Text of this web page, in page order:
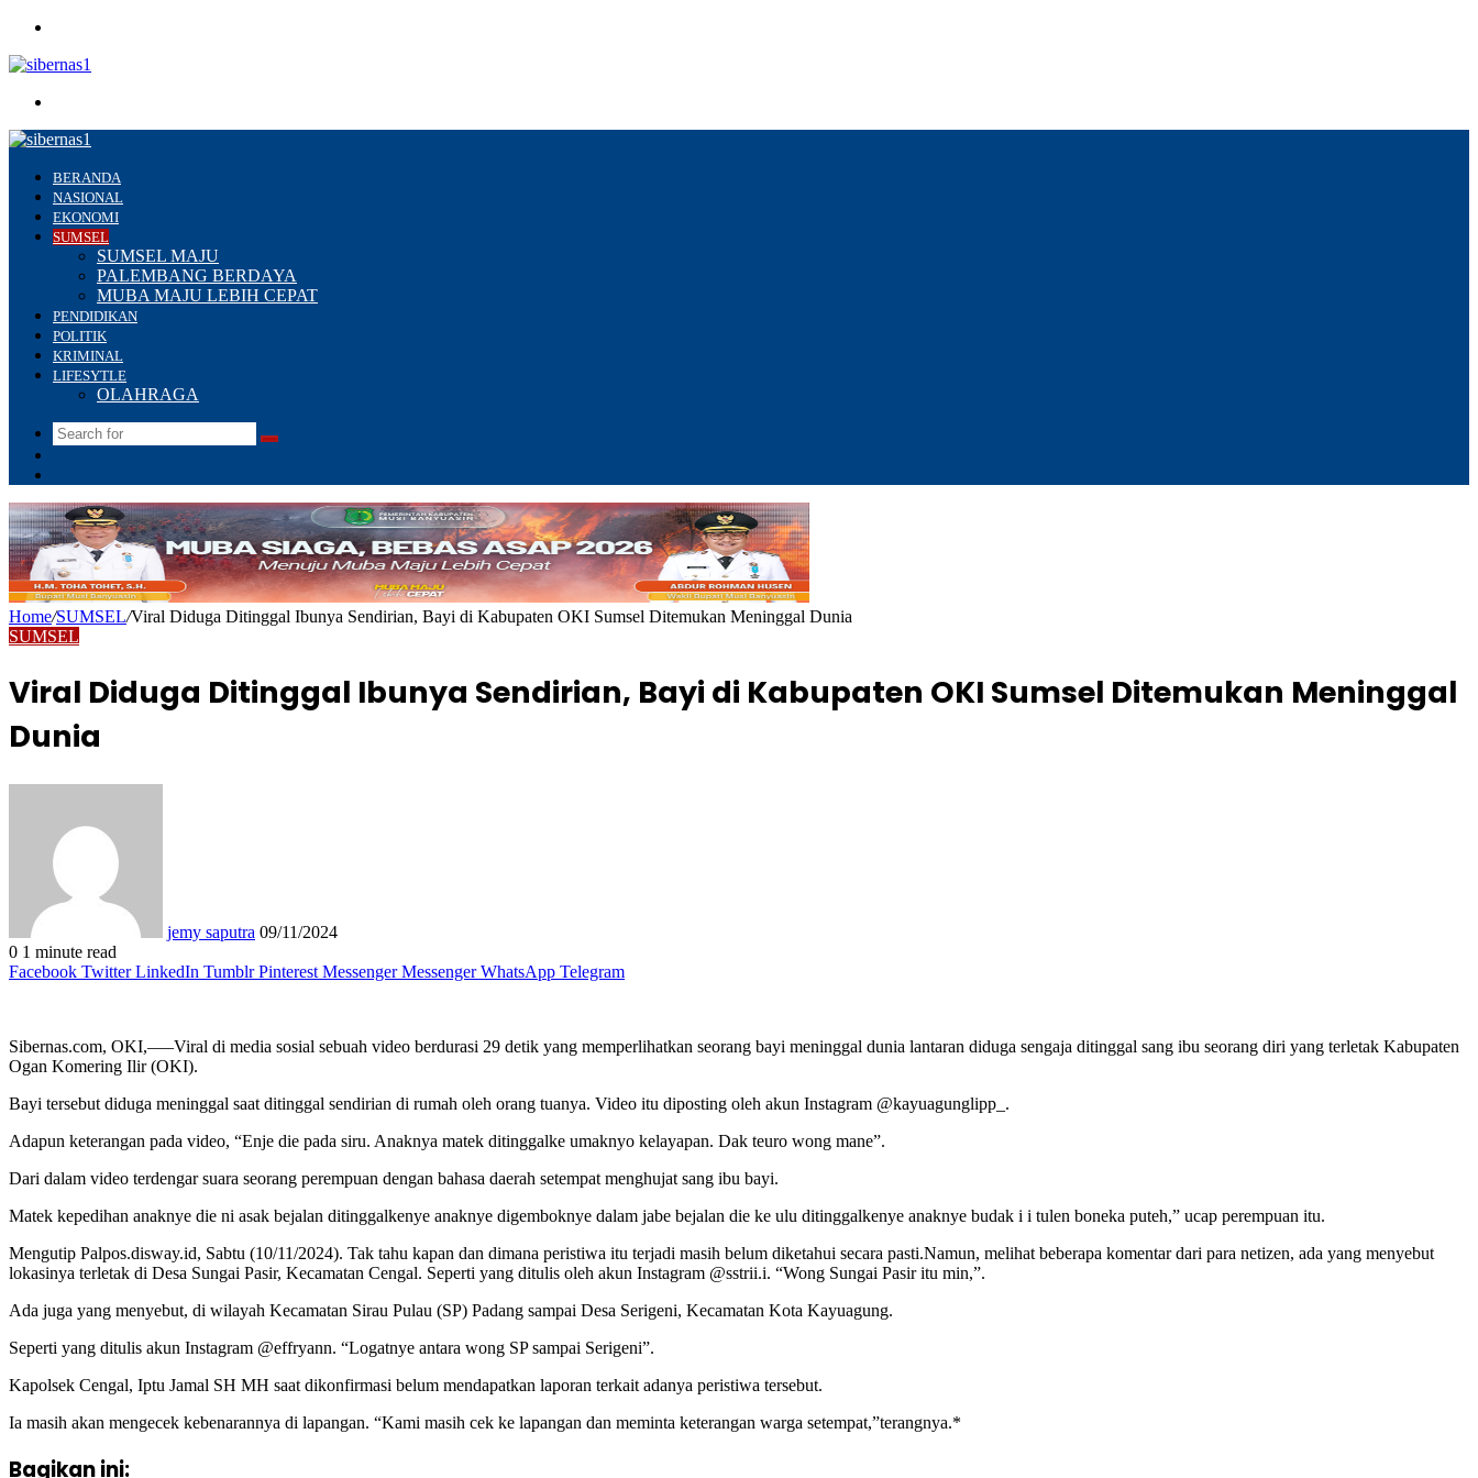
BERANDA
NASIONAL
EKONOMI
SUMSEL
SUMSEL MAJU
PALEMBANG BERDAYA
MUBA MAJU LEBIH CEPAT
PENDIDIKAN
POLITIK
KRIMINAL
LIFESYTLE
OLAHRAGA
Search
Home/SUMSEL/Viral Diduga Ditinggal Ibunya Sendirian, Bayi di Kabupaten OKI Sumsel Ditemukan Meninggal Dunia
SUMSEL
Viral Diduga Ditinggal Ibunya Sendirian, Bayi di Kabupaten OKI Sumsel Ditemukan Meninggal
Dunia
jemy saputra 09/11/2024
0 1 minute read
Facebook Twitter LinkedIn Tumblr Pinterest Messenger Messenger WhatsApp Telegram
Sibernas.com, OKI,—–Viral di media sosial sebuah video berdurasi 29 detik yang memperlihatkan seorang bayi meninggal dunia lantaran diduga sengaja ditinggal sang ibu seorang diri yang terletak Kabupaten
Ogan Komering Ilir (OKI).
Bayi tersebut diduga meninggal saat ditinggal sendirian di rumah oleh orang tuanya. Video itu diposting oleh akun Instagram @kayuagunglipp_.
Adapun keterangan pada video, “Enje die pada siru. Anaknya matek ditinggalke umaknyo kelayapan. Dak teuro wong mane”.
Dari dalam video terdengar suara seorang perempuan dengan bahasa daerah setempat menghujat sang ibu bayi.
Matek kepedihan anaknye die ni asak bejalan ditinggalkenye anaknye digemboknye dalam jabe bejalan die ke ulu ditinggalkenye anaknye budak i i tulen boneka puteh,” ucap perempuan itu.
Mengutip Palpos.disway.id, Sabtu (10/11/2024). Tak tahu kapan dan dimana peristiwa itu terjadi masih belum diketahui secara pasti.Namun, melihat beberapa komentar dari para netizen, ada yang menyebut
lokasinya terletak di Desa Sungai Pasir, Kecamatan Cengal. Seperti yang ditulis oleh akun Instagram @sstrii.i. “Wong Sungai Pasir itu min,”.
Ada juga yang menyebut, di wilayah Kecamatan Sirau Pulau (SP) Padang sampai Desa Serigeni, Kecamatan Kota Kayuagung.
Seperti yang ditulis akun Instagram @effryann. “Logatnye antara wong SP sampai Serigeni”.
Kapolsek Cengal, Iptu Jamal SH MH saat dikonfirmasi belum mendapatkan laporan terkait adanya peristiwa tersebut.
Ia masih akan mengecek kebenarannya di lapangan. “Kami masih cek ke lapangan dan meminta keterangan warga setempat,”terangnya.*
Bagikan ini: